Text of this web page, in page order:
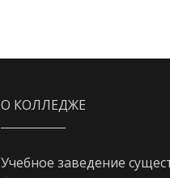
О КОЛЛЕДЖЕ
Учебное заведение